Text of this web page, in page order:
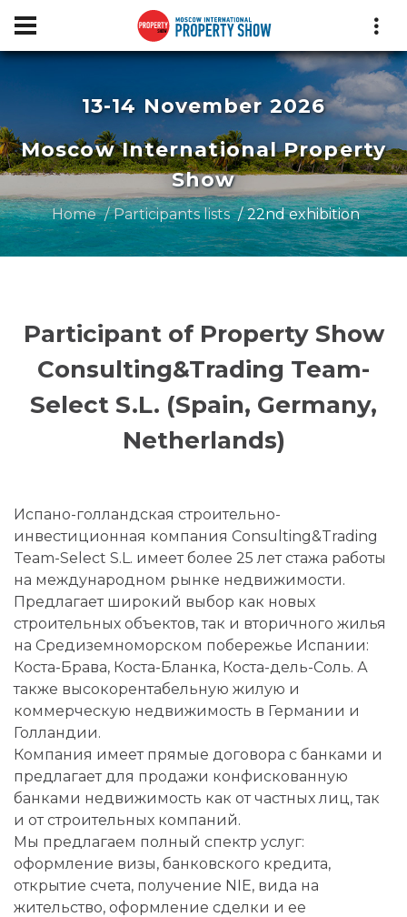
13-14 November 2026
Moscow International Property
Show
Home Participants lists 22nd exhibition
Participant of Property Show
Consulting&Trading Team-
Select S.L. (Spain, Germany,
Netherlands)
Испано-голландская строительно-
инвестиционная компания Consulting&Trading
Team-Select S.L. имеет более 25 лет стажа работы
на международном рынке недвижимости.
Предлагает широкий выбор как новых
строительных объектов, так и вторичного жилья
на Средиземноморском побережье Испании:
Коста-Брава, Коста-Бланка, Коста-дель-Соль. А
также высокорентабельную жилую и
коммерческую недвижимость в Германии и
Голландии.
Компания имеет прямые договора с банками и
предлагает для продажи конфискованную
банками недвижимость как от частных лиц, так
и от строительных компаний.
Мы предлагаем полный спектр услуг:
оформление визы, банковского кредита,
открытие счета, получение NIE, вида на
жительство, оформление сделки и ее